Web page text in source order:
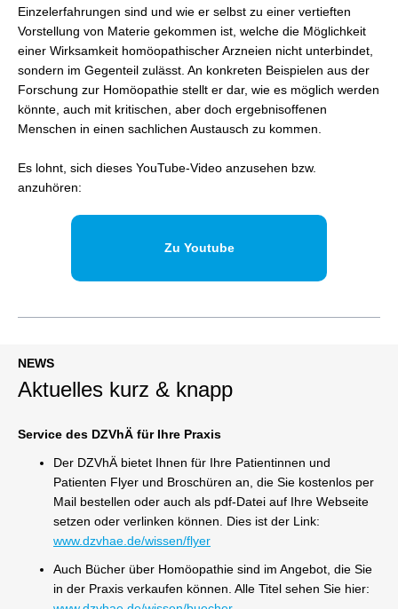
Einzelerfahrungen sind und wie er selbst zu einer vertieften
Vorstellung von Materie gekommen ist, welche die Möglichkeit
einer Wirksamkeit homöopathischer Arzneien nicht unterbindet,
sondern im Gegenteil zulässt. An konkreten Beispielen aus der
Forschung zur Homöopathie stellt er dar, wie es möglich werden
könnte, auch mit kritischen, aber doch ergebnisoffenen
Menschen in einen sachlichen Austausch zu kommen.
Es lohnt, sich dieses YouTube-Video anzusehen bzw.
anzuhören:
Zu Youtube
NEWS
Aktuelles kurz & knapp
Service des DZVhÄ für Ihre Praxis
Der DZVhÄ bietet Ihnen für Ihre Patientinnen und
Patienten Flyer und Broschüren an, die Sie kostenlos per
Mail bestellen oder auch als pdf-Datei auf Ihre Webseite
setzen oder verlinken können. Dies ist der Link:
www.dzvhae.de/wissen/flyer
Auch Bücher über Homöopathie sind im Angebot, die Sie
in der Praxis verkaufen können. Alle Titel sehen Sie hier: